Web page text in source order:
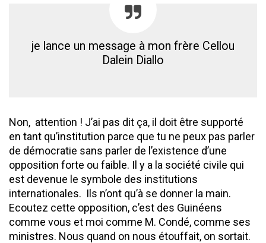
je lance un message à mon frère Cellou
Dalein Diallo
Non, attention ! J’ai pas dit ça, il doit être supporté
en tant qu’institution parce que tu ne peux pas parler
de démocratie sans parler de l’existence d’une
opposition forte ou faible. Il y a la société civile qui
est devenue le symbole des institutions
internationales. Ils n’ont qu’à se donner la main.
Ecoutez cette opposition, c’est des Guinéens
comme vous et moi comme M. Condé, comme ses
ministres. Nous quand on nous étouffait, on sortait.